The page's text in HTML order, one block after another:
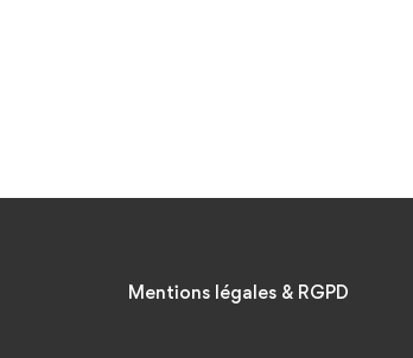
Mentions légales & RGPD